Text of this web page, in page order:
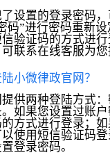
设置的登录密码
码”进行密码重新
验证码的方式进
联系在线客服为您
小微律政官网？
提供两种登陆方式
如果您设置过账
方式进行登录；
使用短信验证码
登录密码。